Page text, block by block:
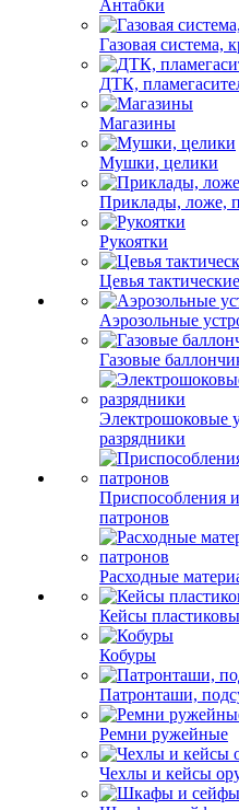
Антабки
Газовая система,
ДТК,
Магазины
Мушки, целики
Приклады, ложе,
Рукоятки
Цевья тактические
Аэрозольные
Газовые
Электрошоковые
разрядники
Приспособления
патронов
Расходные
Кейсы
Кобуры
Патронташи,
Ремни ружейные
Чехлы и кейсы